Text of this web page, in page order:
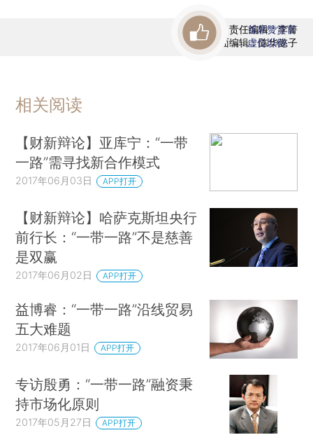
责任编辑：李箐
版面编辑：陈华懿子
首席赞赏官
虚位以待
相关阅读
【财新辩论】亚库宁：“一带
一路”需寻找新合作模式
2017年06月03日 APP打开
【财新辩论】哈萨克斯坦央行
前行长：“一带一路”不是慈善
是双赢
2017年06月02日 APP打开
益博睿：“一带一路”沿线贸易
五大难题
2017年06月01日 APP打开
专访殷勇：“一带一路”融资秉
持市场化原则
2017年05月27日 APP打开